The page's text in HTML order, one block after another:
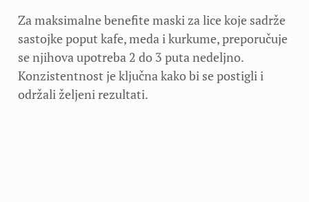
Za maksimalne benefite maski za lice koje sadrže
sastojke poput kafe, meda i kurkume, preporučuje
se njihova upotreba 2 do 3 puta nedeljno.
Konzistentnost je ključna kako bi se postigli i
održali željeni rezultati.